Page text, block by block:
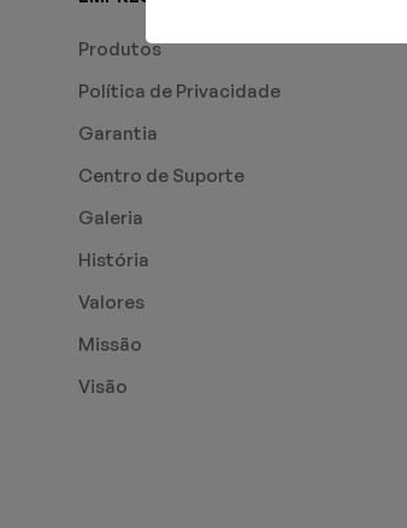
Produtos
Política de Privacidade
Garantia
Centro de Suporte
Galeria
História
Valores
Missão
Visão